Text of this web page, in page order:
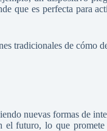
que es perfecta para
tradicionales de cómo
nuevas formas de
futuro, lo que